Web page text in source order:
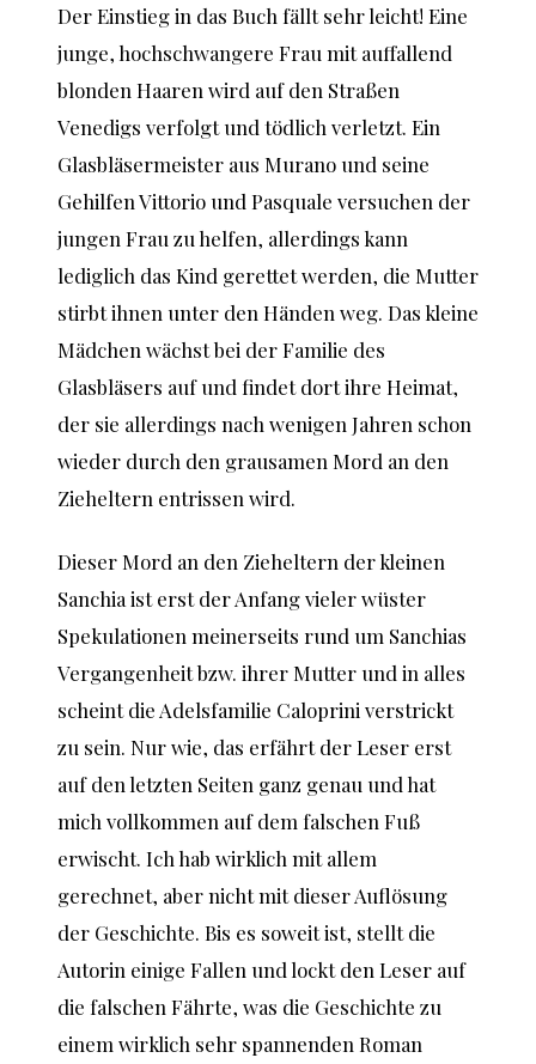
Der Einstieg in das Buch fällt sehr leicht! Eine
junge, hochschwangere Frau mit auffallend
blonden Haaren wird auf den Straßen
Venedigs verfolgt und tödlich verletzt. Ein
Glasbläsermeister aus Murano und seine
Gehilfen Vittorio und Pasquale versuchen der
jungen Frau zu helfen, allerdings kann
lediglich das Kind gerettet werden, die Mutter
stirbt ihnen unter den Händen weg. Das kleine
Mädchen wächst bei der Familie des
Glasbläsers auf und findet dort ihre Heimat,
der sie allerdings nach wenigen Jahren schon
wieder durch den grausamen Mord an den
Zieheltern entrissen wird.
Dieser Mord an den Zieheltern der kleinen
Sanchia ist erst der Anfang vieler wüster
Spekulationen meinerseits rund um Sanchias
Vergangenheit bzw. ihrer Mutter und in alles
scheint die Adelsfamilie Caloprini verstrickt
zu sein. Nur wie, das erfährt der Leser erst
auf den letzten Seiten ganz genau und hat
mich vollkommen auf dem falschen Fuß
erwischt. Ich hab wirklich mit allem
gerechnet, aber nicht mit dieser Auflösung
der Geschichte. Bis es soweit ist, stellt die
Autorin einige Fallen und lockt den Leser auf
die falschen Fährte, was die Geschichte zu
einem wirklich sehr spannenden Roman